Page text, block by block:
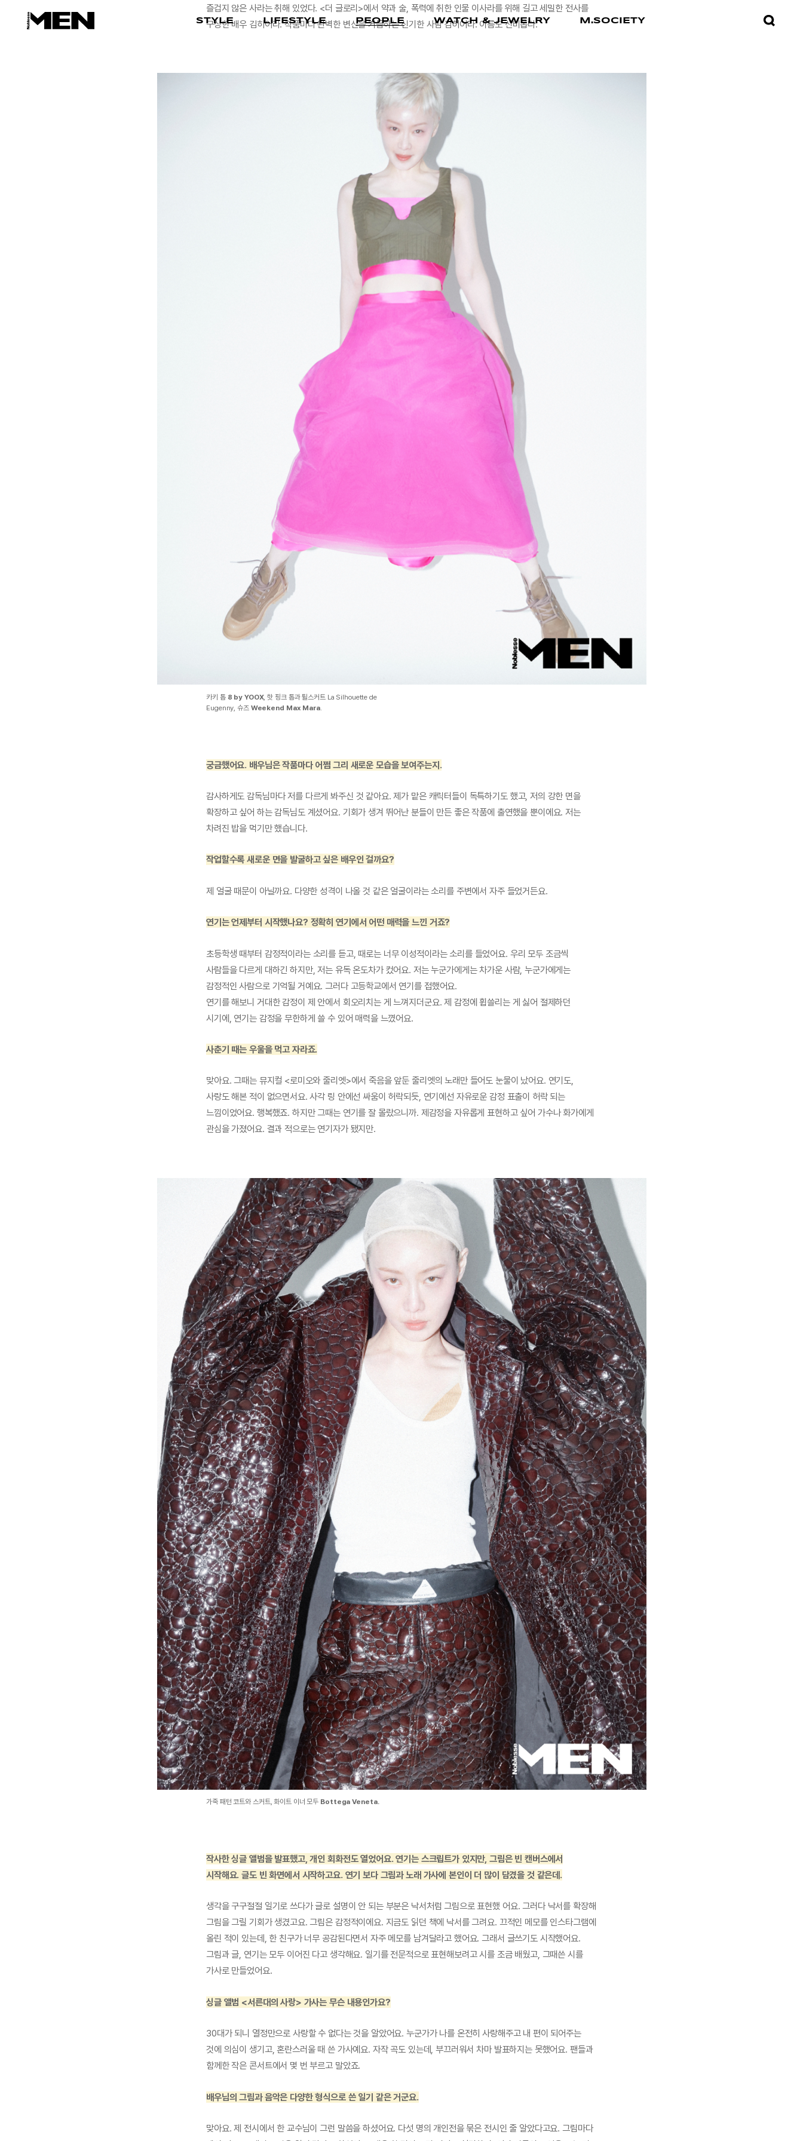
STYLE LIFESTYLE PEOPLE WATCH & JEWELRY M.SOCIETY
즐겁지 않은 사라는 취해 있었다. <더 글로리>에서 약과 술, 폭력에 취한 인물 이사라를 위해 길고 세밀한 전사를
구상한 배우 김히어라. 작품마다 완벽한 변신을 거듭하는 신기한 사람 김히어라. 이름도 신비롭다.
카키 톱 8 by YOOX, 핫 핑크 톱과 튈스커트 La Silhouette de
Eugenny, 슈즈 Weekend Max Mara.
궁금했어요. 배우님은 작품마다 어쩜 그리 새로운 모습을 보여주는지.
감사하게도 감독님마다 저를 다르게 봐주신 것 같아요. 제가 맡은 캐릭터들이 독특하기도 했고, 저의 강한 면을
확장하고 싶어 하는 감독님도 계셨어요. 기회가 생겨 뛰어난 분들이 만든 좋은 작품에 출연했을 뿐이에요. 저는
차려진 밥을 먹기만 했습니다.
작업할수록 새로운 면을 발굴하고 싶은 배우인 걸까요?
제 얼굴 때문이 아닐까요. 다양한 성격이 나올 것 같은 얼굴이라는 소리를 주변에서 자주 들었거든요.
연기는 언제부터 시작했나요? 정확히 연기에서 어떤 매력을 느낀 거죠?
초등학생 때부터 감정적이라는 소리를 듣고, 때로는 너무 이성적이라는 소리를 들었어요. 우리 모두 조금씩
사람들을 다르게 대하긴 하지만, 저는 유독 온도차가 컸어요. 저는 누군가에게는 차가운 사람, 누군가에게는
감정적인 사람으로 기억될 거예요. 그러다 고등학교에서 연기를 접했어요.
연기를 해보니 거대한 감정이 제 안에서 회오리치는 게 느껴지더군요. 제 감정에 휩쓸리는 게 싫어 절제하던
시기에, 연기는 감정을 무한하게 쓸 수 있어 매력을 느꼈어요.
사춘기 때는 우울을 먹고 자라죠.
맞아요. 그때는 뮤지컬 <로미오와 줄리엣>에서 죽음을 앞둔 줄리엣의 노래만 들어도 눈물이 났어요. 연기도,
사랑도 해본 적이 없으면서요. 사각 링 안에선 싸움이 허락되듯, 연기에선 자유로운 감정 표출이 허락 되는
느낌이었어요. 행복했죠. 하지만 그때는 연기를 잘 몰랐으니까. 제감정을 자유롭게 표현하고 싶어 가수나 화가에게
관심을 가졌어요. 결과 적으로는 연기자가 됐지만.
가죽 패턴 코트와 스커트, 화이트 이너 모두 Bottega Veneta.
작사한 싱글 앨범을 발표했고, 개인 회화전도 열었어요. 연기는 스크립트가 있지만, 그림은 빈 캔버스에서
시작해요. 글도 빈 화면에서 시작하고요. 연기 보다 그림과 노래 가사에 본인이 더 많이 담겼을 것 같은데.
생각을 구구절절 일기로 쓰다가 글로 설명이 안 되는 부분은 낙서처럼 그림으로 표현했 어요. 그러다 낙서를 확장해
그림을 그릴 기회가 생겼고요. 그림은 감정적이에요. 지금도 읽던 책에 낙서를 그려요. 끄적인 메모를 인스타그램에
올린 적이 있는데, 한 친구가 너무 공감된다면서 자주 메모를 남겨달라고 했어요. 그래서 글쓰기도 시작했어요.
그림과 글, 연기는 모두 이어진 다고 생각해요. 일기를 전문적으로 표현해보려고 시를 조금 배웠고, 그때쓴 시를
가사로 만들었어요.
싱글 앨범 <서른대의 사랑> 가사는 무슨 내용인가요?
30대가 되니 열정만으로 사랑할 수 없다는 것을 알았어요. 누군가가 나를 온전히 사랑해주고 내 편이 되어주는
것에 의심이 생기고, 혼란스러울 때 쓴 가사예요. 자작 곡도 있는데, 부끄러워서 차마 발표하지는 못했어요. 팬들과
함께한 작은 콘서트에서 몇 번 부르고 말았죠.
배우님의 그림과 음악은 다양한 형식으로 쓴 일기 같은 거군요.
맞아요. 제 전시에서 한 교수님이 그런 말씀을 하셨어요. 다섯 명의 개인전을 묶은 전시인 줄 알았다고요. 그림마다